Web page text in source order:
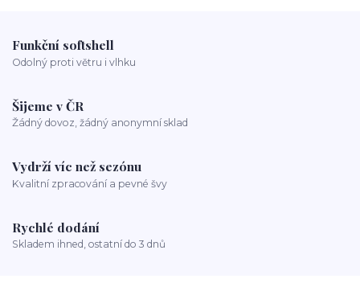
Funkční softshell
Odolný proti větru i vlhku
Šijeme v ČR
Žádný dovoz, žádný anonymní sklad
Vydrží víc než sezónu
Kvalitní zpracování a pevné švy
Rychlé dodání
Skladem ihned, ostatní do 3 dnů